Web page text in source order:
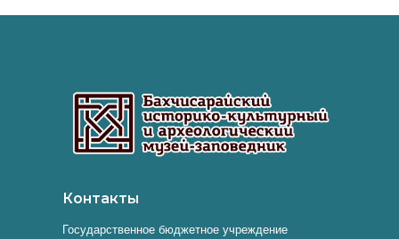
Контакты
Государственное бюджетное учреждение